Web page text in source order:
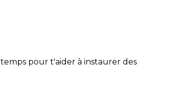
pour t'aider à instaurer des